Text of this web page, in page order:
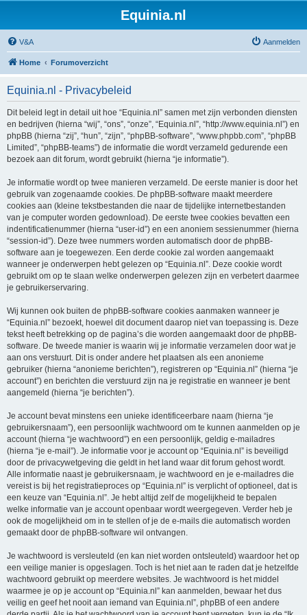
Equinia.nl
V&A Aanmelden
Home Forumoverzicht
Equinia.nl - Privacybeleid
Dit beleid legt in detail uit hoe “Equinia.nl” samen met zijn verbonden diensten
en bedrijven (hierna “wij”, “ons”, “onze”, “Equinia.nl”, “http://www.equinia.nl”) en
phpBB (hierna “zij”, “hun”, “zijn”, “phpBB-software”, “www.phpbb.com”, “phpBB
Limited”, “phpBB-teams”) de informatie die wordt verzameld gedurende een
bezoek aan dit forum, wordt gebruikt (hierna “je informatie”).
Je informatie wordt op twee manieren verzameld. De eerste manier is door het
gebruik van zogenaamde cookies. De phpBB-software maakt meerdere
cookies aan (kleine tekstbestanden die naar de tijdelijke internetbestanden
van je computer worden gedownload). De eerste twee cookies bevatten een
indentificatienummer (hierna “user-id”) en een anoniem sessienummer (hierna
“session-id”). Deze twee nummers worden automatisch door de phpBB-
software aan je toegewezen. Een derde cookie zal worden aangemaakt
wanneer je onderwerpen hebt gelezen op “Equinia.nl”. Deze cookie wordt
gebruikt om op te slaan welke onderwerpen gelezen zijn en verbetert daarmee
je gebruikerservaring.
Wij kunnen ook buiten de phpBB-software cookies aanmaken wanneer je
“Equinia.nl” bezoekt, hoewel dit document daarop niet van toepassing is. Deze
tekst heeft betrekking op de pagina’s die worden aangemaakt door de phpBB-
software. De tweede manier is waarin wij je informatie verzamelen door wat je
aan ons verstuurt. Dit is onder andere het plaatsen als een anonieme
gebruiker (hierna “anonieme berichten”), registreren op “Equinia.nl” (hierna “je
account”) en berichten die verstuurd zijn na je registratie en wanneer je bent
aangemeld (hierna “je berichten”).
Je account bevat minstens een unieke identificeerbare naam (hierna “je
gebruikersnaam”), een persoonlijk wachtwoord om te kunnen aanmelden op je
account (hierna “je wachtwoord”) en een persoonlijk, geldig e-mailadres
(hierna “je e-mail”). Je informatie voor je account op “Equinia.nl” is beveiligd
door de privacywetgeving die geldt in het land waar dit forum gehost wordt.
Alle informatie naast je gebruikersnaam, je wachtwoord en je e-mailadres die
vereist is bij het registratieproces op “Equinia.nl” is verplicht of optioneel, dat is
een keuze van “Equinia.nl”. Je hebt altijd zelf de mogelijkheid te bepalen
welke informatie van je account openbaar wordt weergegeven. Verder heb je
ook de mogelijkheid om in te stellen of je de e-mails die automatisch worden
gemaakt door de phpBB-software wil ontvangen.
Je wachtwoord is versleuteld (en kan niet worden ontsleuteld) waardoor het op
een veilige manier is opgeslagen. Toch is het niet aan te raden dat je hetzelfde
wachtwoord gebruikt op meerdere websites. Je wachtwoord is het middel
waarmee je op je account op “Equinia.nl” kan aanmelden, bewaar het dus
veilig en geef het nooit aan iemand van Equinia.nl”, phpBB of een andere